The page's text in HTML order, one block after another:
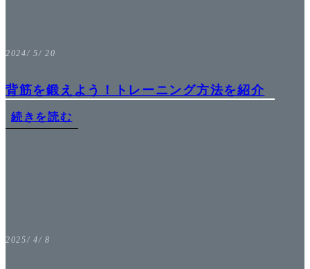
2024/ 5/ 20
背筋を鍛えよう！トレーニング方法を紹介
続きを読む
2025/ 4/ 8